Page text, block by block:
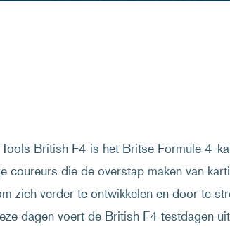
British F4 is het Britse Formule 4-
coureurs die de overstap maken van
zich verder te ontwikkelen en door te
dagen voert de British F4 testdagen